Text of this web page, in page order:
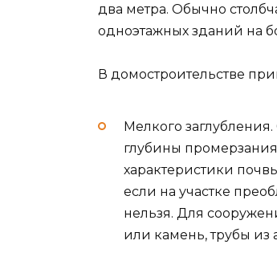
два метра. Обычно
одноэтажных зданий на
В домостроительстве
Мелкого
глубины
характеристики
если на участке
нельзя. Для
или камень, трубы из